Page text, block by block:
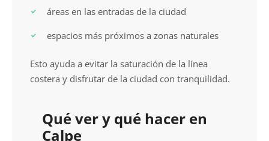
áreas en las entradas de la ciudad
espacios más próximos a zonas naturales
Esto ayuda a evitar la saturación de la línea
costera y disfrutar de la ciudad con tranquilidad.
Qué ver y qué hacer en
Calpe